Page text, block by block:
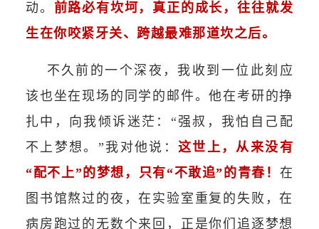
动。 前路必有坎坷，真正的成长，往往就发
生在你咬紧牙关、跨越最难那道坎之后。
不久前的一个深夜，我收到一位此刻应
该也坐在现场的同学的邮件。他在考研的挣
扎中，向我倾诉迷茫：“强叔，我怕自己配
不上梦想。”我对他说： 这世上，从来没有
“配不上”的梦想，只有“不敢追”的青春！ 在
图书馆熬过的夜，在实验室重复的失败，在
病房跑过的无数个来回，正是你们追逐梦想